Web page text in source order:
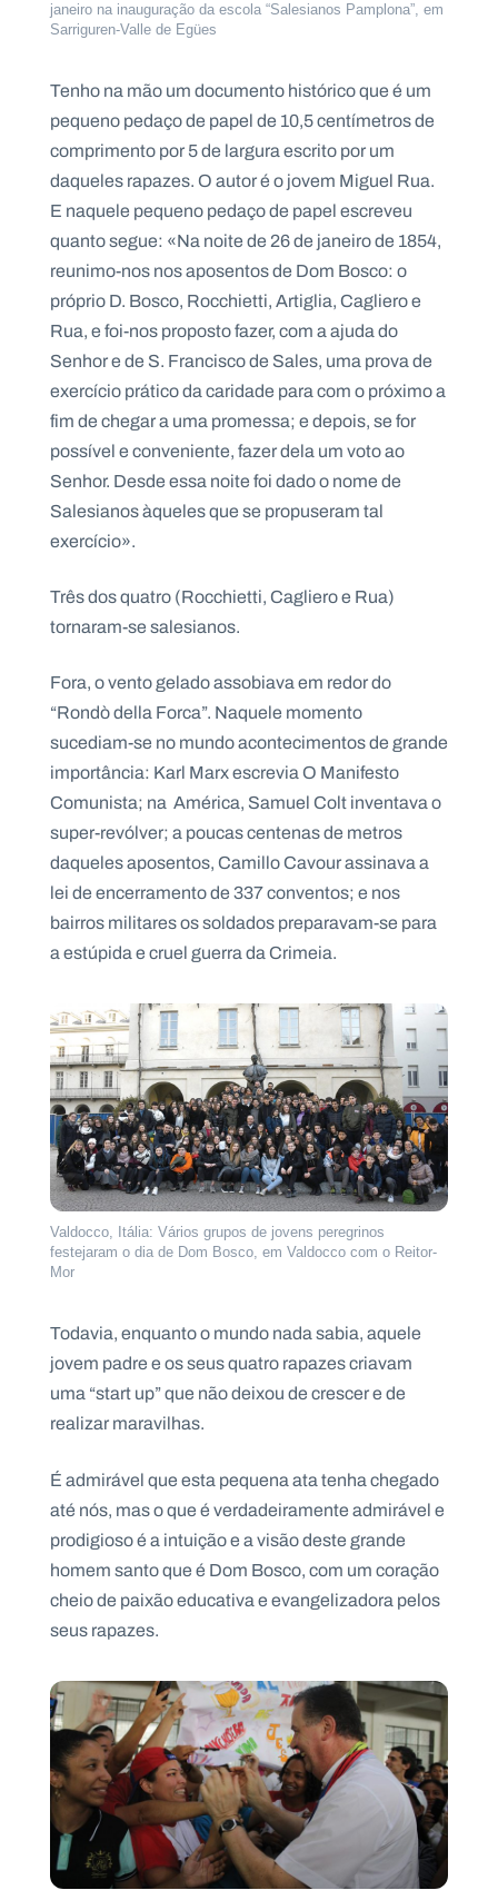
janeiro na inauguração da escola “Salesianos Pamplona”, em
Sarriguren-Valle de Egües
Tenho na mão um documento histórico que é um
pequeno pedaço de papel de 10,5 centímetros de
comprimento por 5 de largura escrito por um
daqueles rapazes. O autor é o jovem Miguel Rua.
E naquele pequeno pedaço de papel escreveu
quanto segue: «Na noite de 26 de janeiro de 1854,
reunimo-nos nos aposentos de Dom Bosco: o
próprio D. Bosco, Rocchietti, Artiglia, Cagliero e
Rua, e foi-nos proposto fazer, com a ajuda do
Senhor e de S. Francisco de Sales, uma prova de
exercício prático da caridade para com o próximo a
fim de chegar a uma promessa; e depois, se for
possível e conveniente, fazer dela um voto ao
Senhor. Desde essa noite foi dado o nome de
Salesianos àqueles que se propuseram tal
exercício».
Três dos quatro (Rocchietti, Cagliero e Rua)
tornaram-se salesianos.
Fora, o vento gelado assobiava em redor do
“Rondò della Forca”. Naquele momento
sucediam-se no mundo acontecimentos de grande
importância: Karl Marx escrevia O Manifesto
Comunista; na América, Samuel Colt inventava o
super-revólver; a poucas centenas de metros
daqueles aposentos, Camillo Cavour assinava a
lei de encerramento de 337 conventos; e nos
bairros militares os soldados preparavam-se para
a estúpida e cruel guerra da Crimeia.
Valdocco, Itália: Vários grupos de jovens peregrinos
festejaram o dia de Dom Bosco, em Valdocco com o Reitor-
Mor
Todavia, enquanto o mundo nada sabia, aquele
jovem padre e os seus quatro rapazes criavam
uma “start up” que não deixou de crescer e de
realizar maravilhas.
É admirável que esta pequena ata tenha chegado
até nós, mas o que é verdadeiramente admirável e
prodigioso é a intuição e a visão deste grande
homem santo que é Dom Bosco, com um coração
cheio de paixão educativa e evangelizadora pelos
seus rapazes.